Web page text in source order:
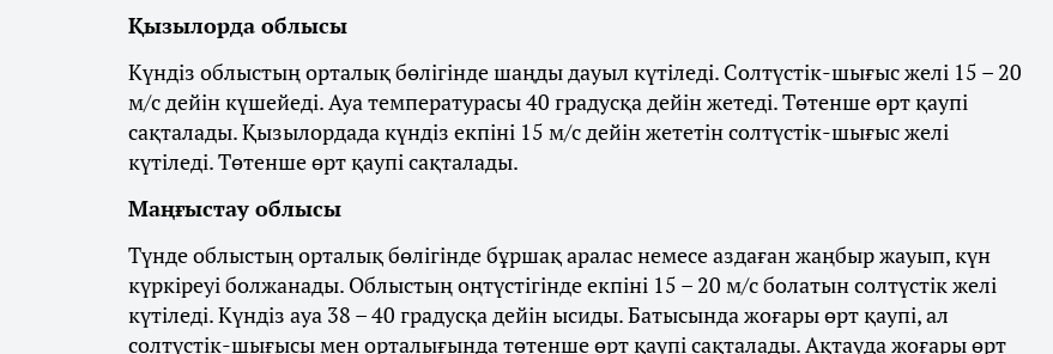
Қызылорда облысы
Күндіз облыстың орталық бөлігінде шаңды дауыл күтіледі. Солтүстік-шығыс желі 15 – 20
м/с дейін күшейеді. Ауа температурасы 40 градусқа дейін жетеді. Төтенше өрт қаупі
сақталады. Қызылордада күндіз екпіні 15 м/с дейін жететін солтүстік-шығыс желі
күтіледі. Төтенше өрт қаупі сақталады.
Маңғыстау облысы
Түнде облыстың орталық бөлігінде бұршақ аралас немесе аздаған жаңбыр жауып, күн
күркіреуі болжанады. Облыстың оңтүстігінде екпіні 15 – 20 м/с болатын солтүстік желі
күтіледі. Күндіз ауа 38 – 40 градусқа дейін ысиды. Батысында жоғары өрт қаупі, ал
солтүстік-шығысы мен орталығында төтенше өрт қаупі сақталады. Ақтауда жоғары өрт